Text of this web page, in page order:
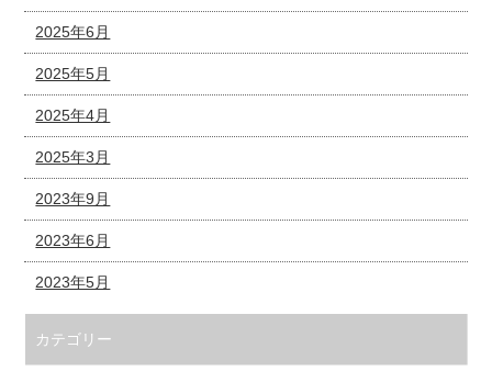
2025年6月
2025年5月
2025年4月
2025年3月
2023年9月
2023年6月
2023年5月
カテゴリー